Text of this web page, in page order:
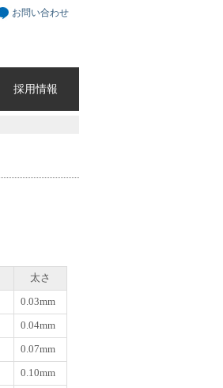
お問い合わせ
採用情報
太さ
0.03mm
0.04mm
0.07mm
0.10mm